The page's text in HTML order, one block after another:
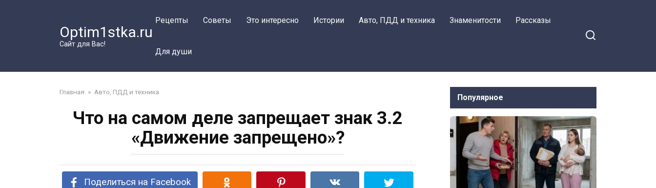
Optim1stka.ru
Сайт для Вас!
Рецепты Советы Это интересно Истории Авто, ПДД и техника Знаменитости Рассказы
Для души
Главная » Авто, ПДД и техника
Что на самом деле запрещает знак 3.2
«Движение запрещено»?
Поделиться на Facebook
Популярное